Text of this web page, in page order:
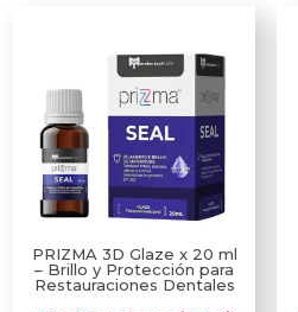
PRIZMA 3D Glaze x 20 ml
– Brillo y Protección para
Restauraciones Dentales